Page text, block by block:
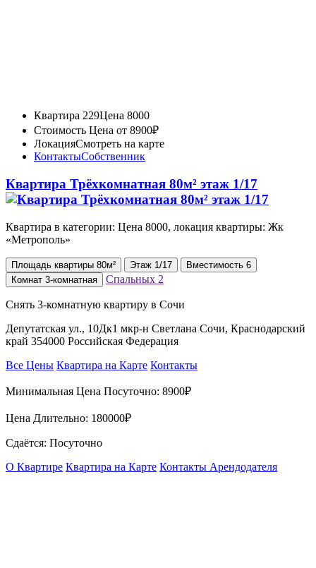
Квартира 229Цена 8000
Стоимость Цена от 8900₽
ЛокацияСмотреть на карте
КонтактыСобственник
Квартира Трёхкомнатная 80м² этаж 1/17
Квартира в категории: Цена 8000, локация квартиры: Жк
«Метрополь»
Площадь квартиры 80м² Этаж 1/17 Вместимость 6
Комнат 3-комнатная Спальных 2
Снять 3-комнатную квартиру в Сочи
Депутатская ул., 10Дк1 мкр-н Светлана Сочи, Краснодарский
край 354000 Российская Федерация
Все Цены Квартира на Карте Контакты
Минимальная Цена Посуточно: 8900₽
Цена Длительно: 180000₽
Сдаётся: Посуточно
О Квартире Квартира на Карте Контакты Арендодателя